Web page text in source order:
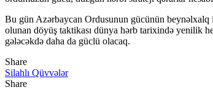
Hacklink Panel
Hacklink Panel
Hacklink Panel
Masal Oku
Bu gün Azərbaycan Ordusunun gücünün beynəlxalq
olunan döyüş taktikası dünya hərb tarixində yenilik
gələcəkdə daha da güclü olacaq.
Share
Silahlı Qüvvələr
Share